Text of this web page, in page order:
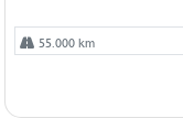
55.000 km